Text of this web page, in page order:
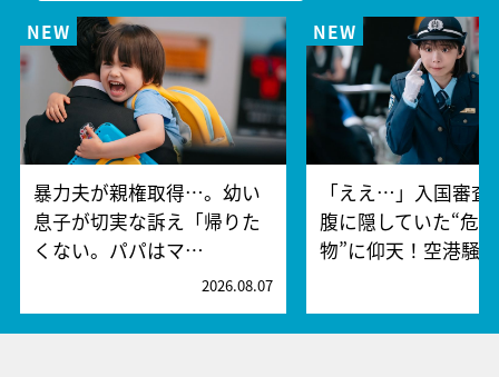
暴力夫が親権取得…。幼い
息子が切実な訴え「帰りた
くない。パパはマ…
2026.08.07
「ええ…」入国審査
腹に隠していた“危
物”に仰天！空港騒